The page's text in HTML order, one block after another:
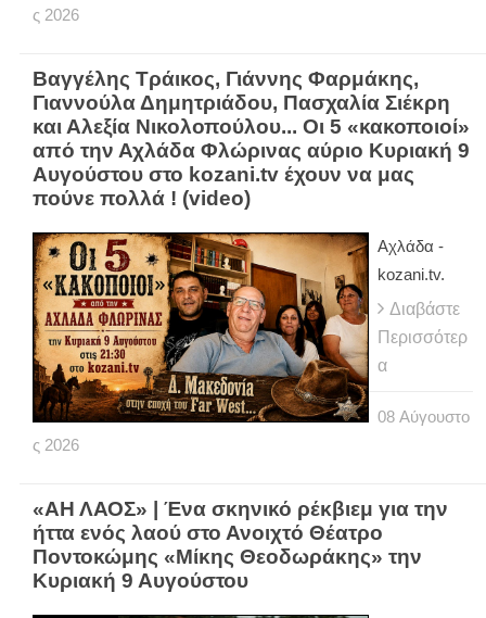
ς 2026
Βαγγέλης Τράικος, Γιάννης Φαρμάκης,
Γιαννούλα Δημητριάδου, Πασχαλία Σιέκρη
και Αλεξία Νικολοπούλου... Οι 5 «κακοποιοί»
από την Αχλάδα Φλώρινας αύριο Κυριακή 9
Αυγούστου στο kozani.tv έχουν να μας
πούνε πολλά ! (video)
Αχλάδα -
kozani.tv.
Διαβάστε
Περισσότερ
α
08 Αύγουστο
ς 2026
«ΑΗ ΛΑΟΣ» | Ένα σκηνικό ρέκβιεμ για την
ήττα ενός λαού στο Ανοιχτό Θέατρο
Ποντοκώμης «Μίκης Θεοδωράκης» την
Κυριακή 9 Αυγούστου